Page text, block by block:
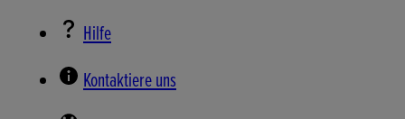
Hilfe
Kontaktiere uns